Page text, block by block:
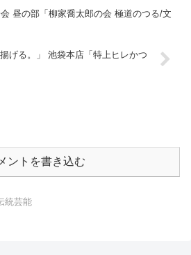
昼の部「柳家喬太郎の会 極道のつる/文
げる。」 池袋本店「特上ヒレかつ
ントを書き込む
統芸能